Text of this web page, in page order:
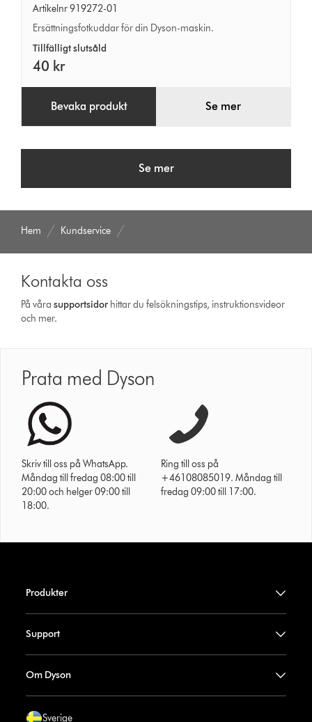
Artikelnr 919272-01
Ersättningsfotkuddar för din Dyson-maskin.
Tillfälligt slutsåld
40 kr
Bevaka produkt Se mer
Se mer
Hem Kundservice
Kontakta oss
På vårasupport­sidor hittar du felsökningstips, instruktionsvideor
och mer.
Prata med Dyson
Skriv till oss på WhatsApp.
Måndag till fredag 08:00 till
20:00 och helger 09:00 till
18:00.
Ring till oss på
+46108085019. Måndag till
fredag 09:00 till 17:00.
Produkter
Support
Om Dyson
Sverige